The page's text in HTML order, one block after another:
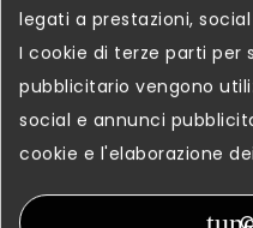
Illuminazione
La massima
spinto anche a
legati a prestazioni,
I cookie di terze parti per
pubblicitario vengono
social e annunci
cookie e l'elaborazione